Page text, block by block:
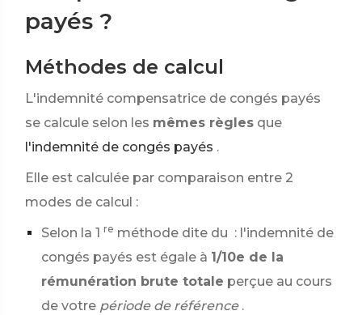
payés ?
Méthodes de calcul
L'indemnité compensatrice de congés payés
se calcule selon les mêmes règles que
l'indemnité de congés payés .
Elle est calculée par comparaison entre 2
modes de calcul :
Selon la 1 re méthode dite du : l'indemnité de
congés payés est égale à 1/10e de la
rémunération brute totale perçue au cours
de votre période de référence .